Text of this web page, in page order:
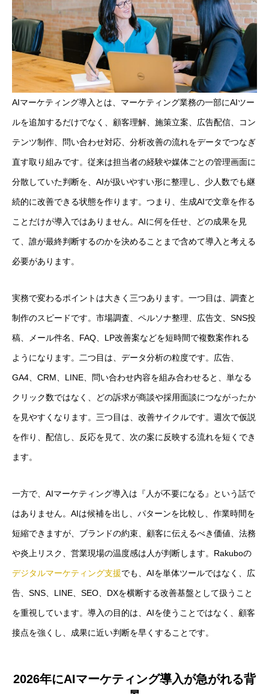
AIマーケティング導入とは、マーケティング業務の一部にAIツー
ルを追加するだけでなく、顧客理解、施策立案、広告配信、コン
テンツ制作、問い合わせ対応、分析改善の流れをデータでつなぎ
直す取り組みです。従来は担当者の経験や媒体ごとの管理画面に
分散していた判断を、AIが扱いやすい形に整理し、少人数でも継
続的に改善できる状態を作ります。つまり、生成AIで文章を作る
ことだけが導入ではありません。AIに何を任せ、どの成果を見
て、誰が最終判断するのかを決めることまで含めて導入と考える
必要があります。
実務で変わるポイントは大きく三つあります。一つ目は、調査と
制作のスピードです。市場調査、ペルソナ整理、広告文、SNS投
稿、メール件名、FAQ、LP改善案などを短時間で複数案作れる
ようになります。二つ目は、データ分析の粒度です。広告、
GA4、CRM、LINE、問い合わせ内容を組み合わせると、単なる
クリック数ではなく、どの訴求が商談や採用面談につながったか
を見やすくなります。三つ目は、改善サイクルです。週次で仮説
を作り、配信し、反応を見て、次の案に反映する流れを短くでき
ます。
一方で、AIマーケティング導入は『人が不要になる』という話で
はありません。AIは候補を出し、パターンを比較し、作業時間を
短縮できますが、ブランドの約束、顧客に伝えるべき価値、法務
や炎上リスク、営業現場の温度感は人が判断します。Rakuboの
デジタルマーケティング支援でも、AIを単体ツールではなく、広
告、SNS、LINE、SEO、DXを横断する改善基盤として扱うこと
を重視しています。導入の目的は、AIを使うことではなく、顧客
接点を強くし、成果に近い判断を早くすることです。
2026年にAIマーケティング導入が急がれる背